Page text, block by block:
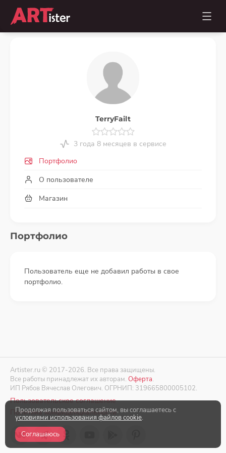
TerryFailt
3 года 8 месяцев в сервисе
Портфолио
О пользователе
Магазин
Портфолио
Пользователь еще не добавил работы в свое
портфолио.
Artister.ru © 2017-2026. Все права защищены.
Все работы принадлежат их авторам. Оферта.
ИП Рябов Вячеслав Олегович. ОГРНИП: 319665800005102.
Пользовательское соглашение
Политика конфиденциальности
Продолжая пользоваться сайтом, вы соглашаетесь с
условиями использования файлов cookie.
Соглашаюсь